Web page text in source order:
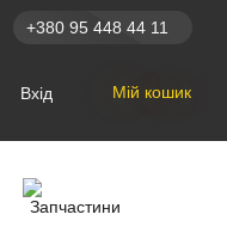
+380 95 448 44 11
Вхід Мій кошик